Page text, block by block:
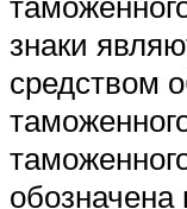
знаки
средством